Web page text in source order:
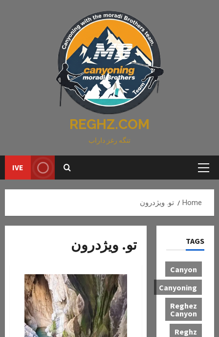
REGHZ.COM
تنگه رغز داراب
Primary
IVE
Home تو. ویژدرون
تو. ویژدرون TAGS
Canyon
Canyoning
Reghez
Canyon
Reghz